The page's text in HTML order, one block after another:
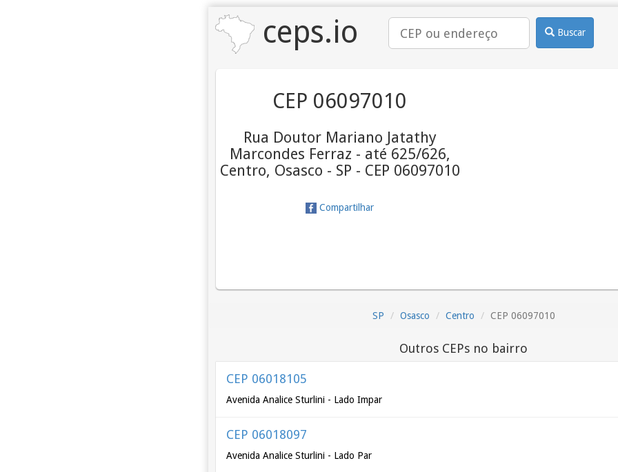
ceps.io Buscar
CEP 06097010
Rua Doutor Mariano Jatathy
Marcondes Ferraz - até 625/626,
Centro, Osasco - SP - CEP 06097010
Compartilhar
SP Osasco Centro CEP 06097010
Outros CEPs no bairro
CEP 06018105
Avenida Analice Sturlini - Lado Impar
CEP 06018097
Avenida Analice Sturlini - Lado Par